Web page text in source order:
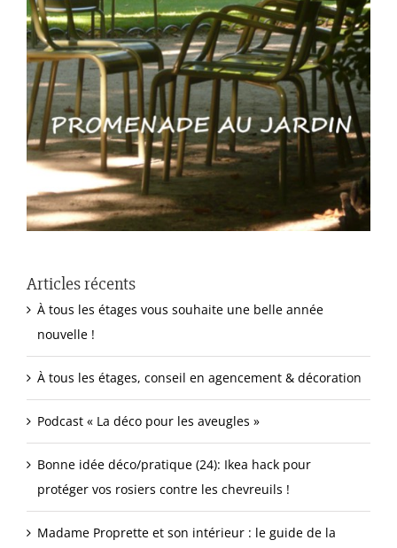
Articles récents
À tous les étages vous souhaite une belle année
nouvelle !
À tous les étages, conseil en agencement & décoration
Podcast « La déco pour les aveugles »
Bonne idée déco/pratique (24): Ikea hack pour
protéger vos rosiers contre les chevreuils !
Madame Proprette et son intérieur : le guide de la